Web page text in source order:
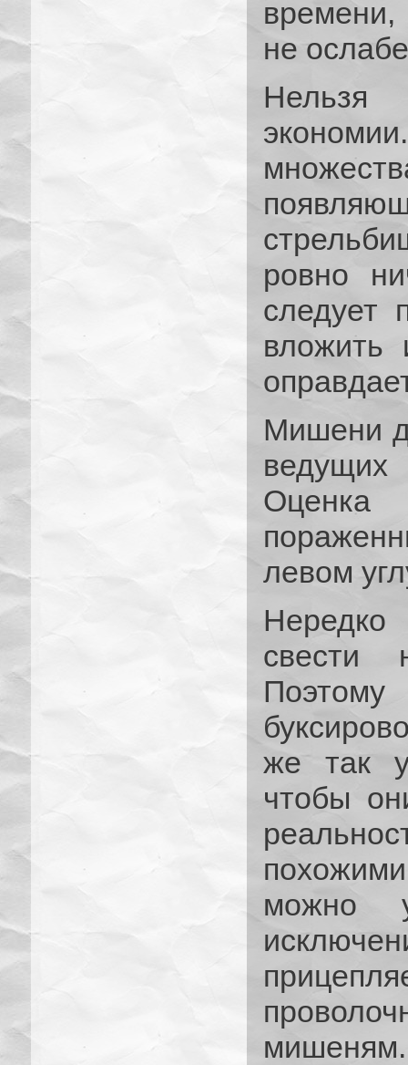
не
Нельзя
ровно
следует
вложить
Мишени
Оценка
левом
Нередко
свести
же так
чтобы
можно
мишеням.